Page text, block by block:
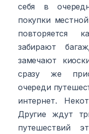
себя в
покупки
повторяется
забирают
замечают
сразу же
очереди
интернет.
Другие ждут
путешествий